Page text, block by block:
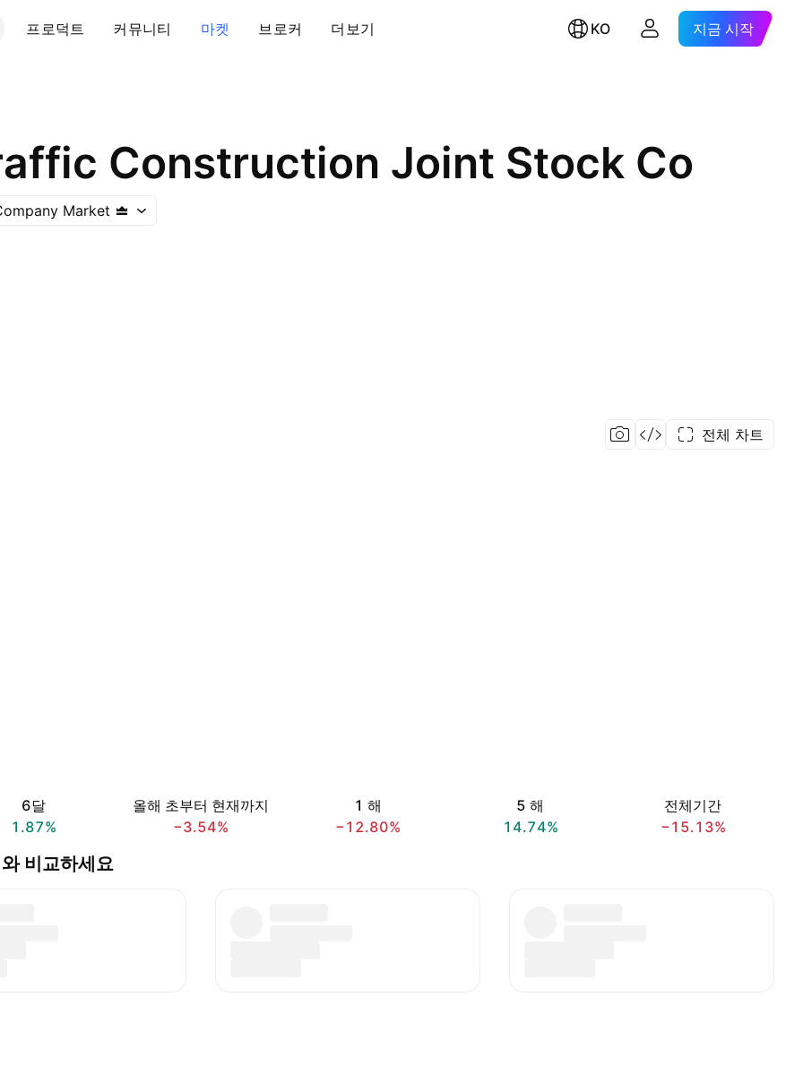
프로덕트 커뮤니티 마켓 브로커 더보기 KO 지금 시작
Construction Joint Stock Co
Market
전체 차트
6달
1.87%
올해 초부터 현재까지
−3.54%
1 해
−12.80%
5 해
14.74%
전체기간
−15.13%
비교하세요